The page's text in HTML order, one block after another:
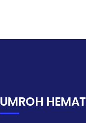
UMROH HEMAT